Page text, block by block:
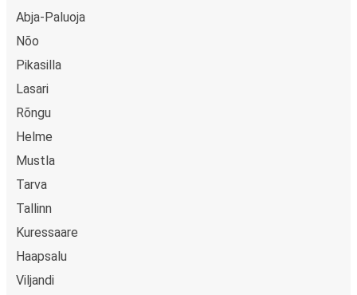
kort, Swish, PayPal, Google Pay och Apple Pay. N/A.
Abja-Paluoja
Nõo
Pikasilla
Lasari
Rõngu
Helme
Mustla
Tarva
Tallinn
Kuressaare
Haapsalu
Viljandi